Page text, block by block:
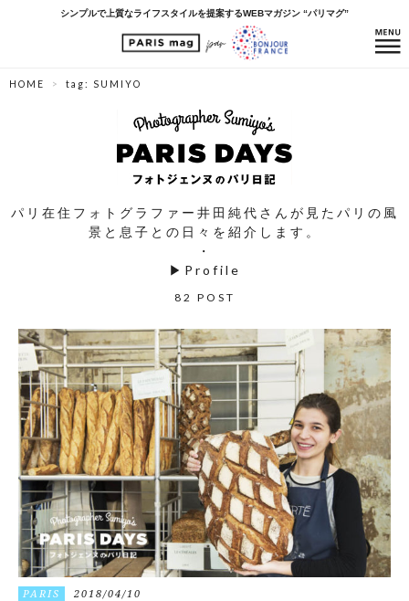
シンプルで上質なライフスタイルを提案するWEBマガジン “パリマグ”
HOME tag: SUMIYO
パリ在住フォトグラファー井田純代さんが見たパリの風
景と息子との日々を紹介します。
・
▶ Profile
82 POST
PARIS 2018/04/10